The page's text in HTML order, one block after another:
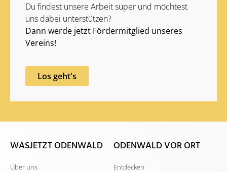
Du findest unsere Arbeit super und möchtest
uns dabei unterstützen?
Dann werde jetzt Fördermitglied unseres
Vereins!
Los geht's
WASJETZT ODENWALD
Über uns
ODENWALD VOR ORT
Entdecken